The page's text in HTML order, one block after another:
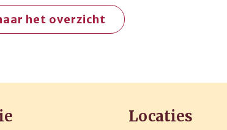
het overzicht
Locaties